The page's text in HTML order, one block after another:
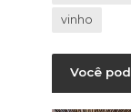
vinho
Você